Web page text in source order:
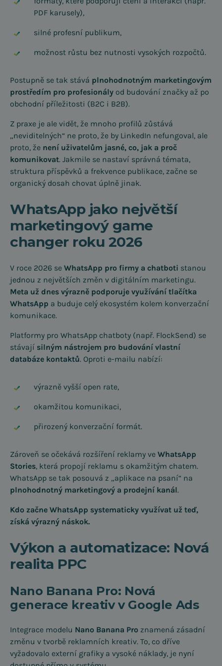
PDF karusely),
silné profesní publikum,
možnost růstu bez nutnosti vysokých rozpočtů.
Postupně se tak stává plnohodnotným marketingovým
prostředím pro profesionály od budování značky až po
obchodní příležitosti (B2C i B2B).
Z praxe je ale vidět, že mnoho profilů zůstává
„neviditelných“ ne proto, že by LinkedIn nefungoval, ale
proto, že není uživatelům jasné, co, jak a proč
komunikovat. Jakmile se nastaví správná témata,
struktura příspěvků a frekvence publikace, začne se
organický dosah chovat úplně jinak.
WhatsApp jako největší
marketingový game
changer roku 2026
V roce 2026 se WhatsApp pro firmy a chatboti stanou
jednou z největších změn v digitálním marketingu.
Meta už dnes výrazně podporuje využívání tlačítka
WhatsApp a buduje celý ekosystém kolem konverzační
komunikace.
Platformy pro WhatsApp chatboty (např. FlockSend) se
stávají silným nástrojem pro budování vlastní
databáze kontaktů. Oproti e-mailu nabízí:
výrazně vyšší open rate,
okamžitou komunikaci,
přirozený konverzační formát.
Zároveň se očekává rozšíření reklamy ve WhatsApp
Stories, která propojí reklamu s okamžitým chatem.
WhatsApp se tak posouvá z „aplikace na psaní“ na
plnohodnotný marketingový a prodejní kanál.
Kdo začne WhatsApp systematicky využívat už teď,
získá výrazný náskok.
Výkon a automatizace: Nová
realita PPC
Nano Banana Pro: Nová
generace kreativ v Google Ads
Integrace modelu Nano Banana Pro znamená zásadní
změnu v tvorbě reklamních kreativ. To, co dříve
vyžadovalo externí grafiky a vysoké náklady, je nyní